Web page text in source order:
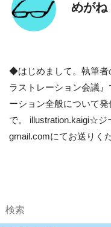
めがね
◆はじめまして。執筆
ラストレーション会議
ーション全般について
で。 illustration.kaigi☆
gmail.comにてお送りく